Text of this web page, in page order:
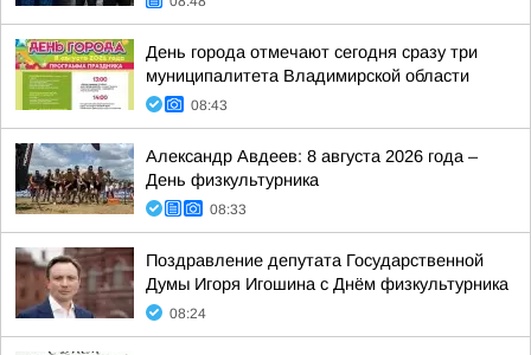
День города отмечают сегодня сразу три
муниципалитета Владимирской области
08:43
Александр Авдеев: 8 августа 2026 года –
День физкультурника
08:33
Поздравление депутата Государственной
Думы Игоря Игошина с Днём физкультурника
08:24